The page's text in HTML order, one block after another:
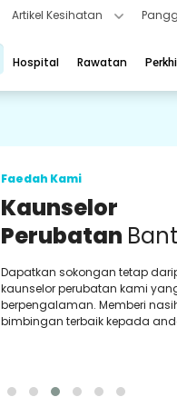
Artikel Kesihatan
Hospital Rawatan
Faedah Kami
Kaunselor
Perubatan
Dapatkan sokongan tetap
kaunselor perubatan kami
berpengalaman. Memberi
bimbingan terbaik kepada